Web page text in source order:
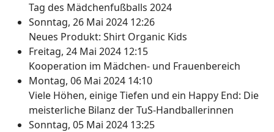
Tag des Mädchenfußballs 2024
Sonntag, 26 Mai 2024 12:26
Neues Produkt: Shirt Organic Kids
Freitag, 24 Mai 2024 12:15
Kooperation im Mädchen- und Frauenbereich
Montag, 06 Mai 2024 14:10
Viele Höhen, einige Tiefen und ein Happy End: Die
meisterliche Bilanz der TuS-Handballerinnen
Sonntag, 05 Mai 2024 13:25